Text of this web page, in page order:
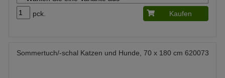
pck. Kaufen
Sommertuch/-schal Katzen und Hunde, 70 x 180 cm 620073